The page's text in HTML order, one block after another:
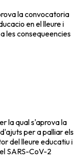
la convocatoria
en el lleure i
les consequeencies
la qual s'aprova la
per a palliar els
del lleure educatiu i
SARS-CoV-2